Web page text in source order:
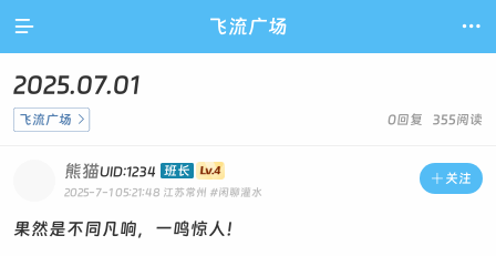
 飞流广场 
2025.07.01
0回复 355阅读
飞流广场 
 关注
熊猫UID:1234 班长
2025-7-1 05:21:48 江苏常州 #闲聊灌水
果然是不同凡响，一鸣惊人！